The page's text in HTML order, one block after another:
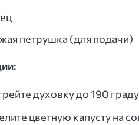
петрушка (для подачи)
духовку до 190
цветную капусту на